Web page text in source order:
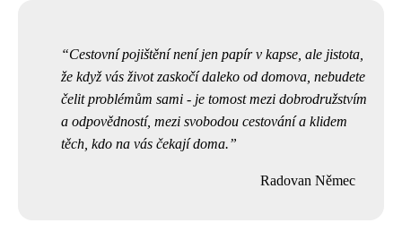
Cestovní pojištění není jen papír v kapse, ale jistota,
že když vás život zaskočí daleko od domova, nebudete
čelit problémům sami - je tomost mezi dobrodružstvím
a odpovědností, mezi svobodou cestování a klidem
těch, kdo na vás čekají doma.
Radovan Němec